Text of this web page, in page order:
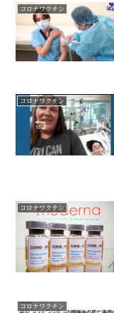
コロナワクチン
コロナワクチン
コロナワクチン
コロナワクチン